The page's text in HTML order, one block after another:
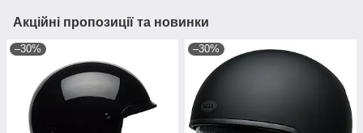
Акційні пропозиції та новинки
–30% –30%